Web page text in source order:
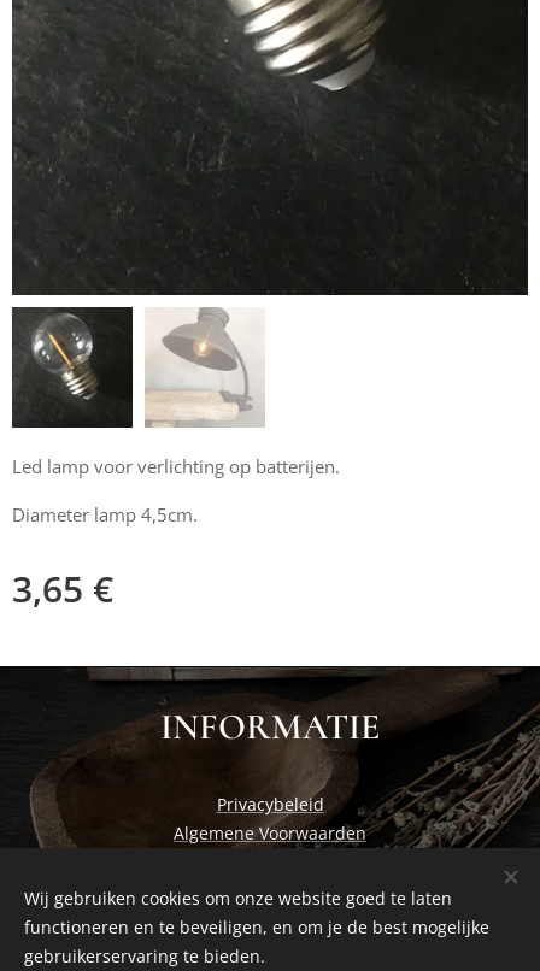
Led lamp voor verlichting op batterijen.
Diameter lamp 4,5cm.
3,65 €
INFORMATIE
Privacybeleid
Algemene Voorwaarden
Cosiness at home by Studio Nadia Cookies
Wij gebruiken cookies om onze website goed te laten
functioneren en te beveiligen, en om je de best mogelijke
gebruikerservaring te bieden.